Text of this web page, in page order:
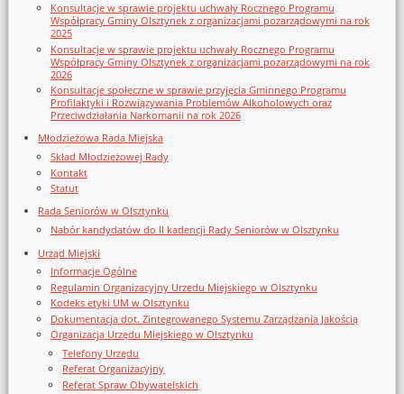
Konsultacje w sprawie projektu uchwały Rocznego Programu
Współpracy Gminy Olsztynek z organizacjami pozarządowymi na rok
2025
Konsultacje w sprawie projektu uchwały Rocznego Programu
Współpracy Gminy Olsztynek z organizacjami pozarządowymi na rok
2026
Konsultacje społeczne w sprawie przyjęcia Gminnego Programu
Profilaktyki i Rozwiązywania Problemów Alkoholowych oraz
Przeciwdziałania Narkomanii na rok 2026
Młodzieżowa Rada Miejska
Skład Młodzieżowej Rady
Kontakt
Statut
Rada Seniorów w Olsztynku
Nabór kandydatów do II kadencji Rady Seniorów w Olsztynku
Urząd Miejski
Informacje Ogólne
Regulamin Organizacyjny Urzedu Miejskiego w Olsztynku
Kodeks etyki UM w Olsztynku
Dokumentacja dot. Zintegrowanego Systemu Zarządzania Jakością
Organizacja Urzędu Miejskiego w Olsztynku
Telefony Urzędu
Referat Organizacyjny
Referat Spraw Obywatelskich